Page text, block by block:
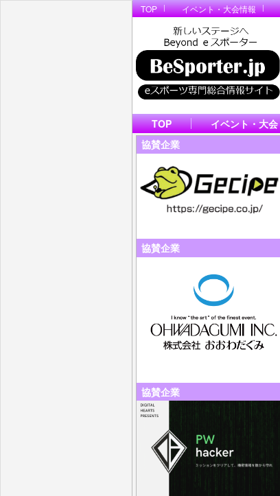
TOP イベント・大会情報
TOP イベント・大会
協賛企業
協賛企業
協賛企業